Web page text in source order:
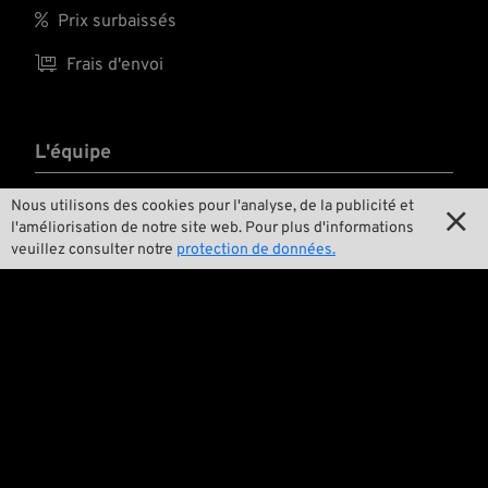
Nous utilisons des cookies pour l'analyse, de la publicité et
l'améliorisation de notre site web. Pour plus d'informations
veuillez consulter notre protection de données.

 Prix surbaissés
 Frais d'envoi
L'équipe
 Contact
 Environnement et durabilité